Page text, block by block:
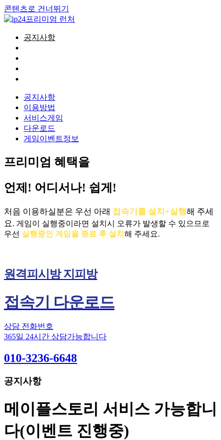
콘텐츠로 건너뛰기
공지사항
공지사항
이용방법
서비스게임
다운로드
게임이벤트정보
프리미엄 혜택을
언제! 어디서나! 쉽게!
처음 이용하실분은 우선 아래 접속기를 설치+실행해 주세
요. 게임이 실행중이라면 설치시 오류가 발생할 수 있으므로
우선 실행중인 게임을 종료 후 설치 해 주세요.
원격피시방 지피방
접속기 다운로드
상담 전화번호
365일 24시간 상담가능합니다
010-3236-6648
공지사항
메이플스토리 서비스 가능합니
다(이벤트 진행중)